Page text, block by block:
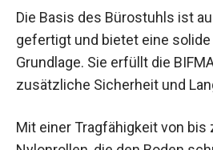
Die Basis des Bürostuhls ist
gefertigt und bietet eine
Grundlage. Sie erfüllt die
zusätzliche Sicherheit und
Mit einer Tragfähigkeit von bis